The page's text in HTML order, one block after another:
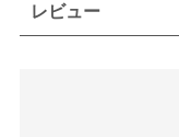
レビュー